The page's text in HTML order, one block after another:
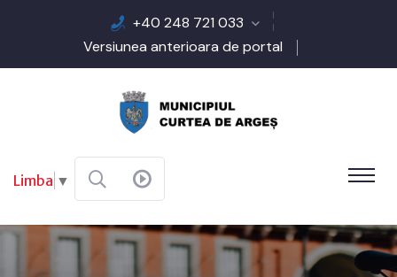
+40 248 721 033
Versiunea anterioara de portal
Limba ▼